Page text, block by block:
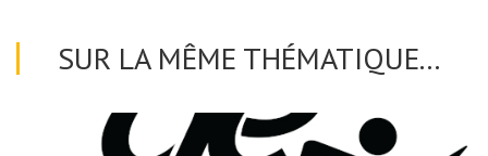
SUR LA MÊME THÉMATIQUE...